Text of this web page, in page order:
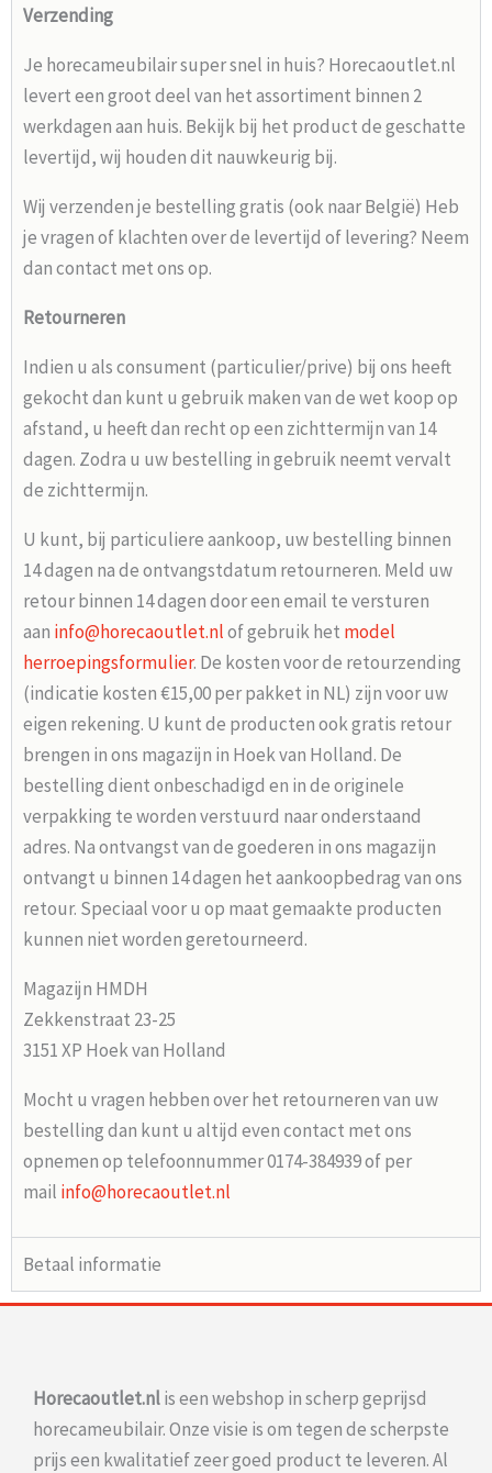
Verzending
Je horecameubilair super snel in huis? Horecaoutlet.nl
levert een groot deel van het assortiment binnen 2
werkdagen aan huis. Bekijk bij het product de geschatte
levertijd, wij houden dit nauwkeurig bij.
Wij verzenden je bestelling gratis (ook naar België) Heb
je vragen of klachten over de levertijd of levering? Neem
dan contact met ons op.
Retourneren
Indien u als consument (particulier/prive) bij ons heeft
gekocht dan kunt u gebruik maken van de wet koop op
afstand, u heeft dan recht op een zichttermijn van 14
dagen. Zodra u uw bestelling in gebruik neemt vervalt
de zichttermijn.
U kunt, bij particuliere aankoop, uw bestelling binnen
14 dagen na de ontvangstdatum retourneren. Meld uw
retour binnen 14 dagen door een email te versturen
aan info@horecaoutlet.nlof gebruik het model
herroepingsformulier. De kosten voor de retourzending
(indicatie kosten €15,00 per pakket in NL) zijn voor uw
eigen rekening. U kunt de producten ook gratis retour
brengen in ons magazijn in Hoek van Holland. De
bestelling dient onbeschadigd en in de originele
verpakking te worden verstuurd naar onderstaand
adres. Na ontvangst van de goederen in ons magazijn
ontvangt u binnen 14 dagen het aankoopbedrag van ons
retour. Speciaal voor u op maat gemaakte producten
kunnen niet worden geretourneerd.
Magazijn HMDH
Zekkenstraat 23-25
3151 XP Hoek van Holland
Mocht u vragen hebben over het retourneren van uw
bestelling dan kunt u altijd even contact met ons
opnemen op telefoonnummer 0174-384939 of per
mail info@horecaoutlet.nl
Betaal informatie
Horecaoutlet.nlis een webshop in scherp geprijsd
horecameubilair. Onze visie is om tegen de scherpste
prijs een kwalitatief zeer goed product te leveren. Al